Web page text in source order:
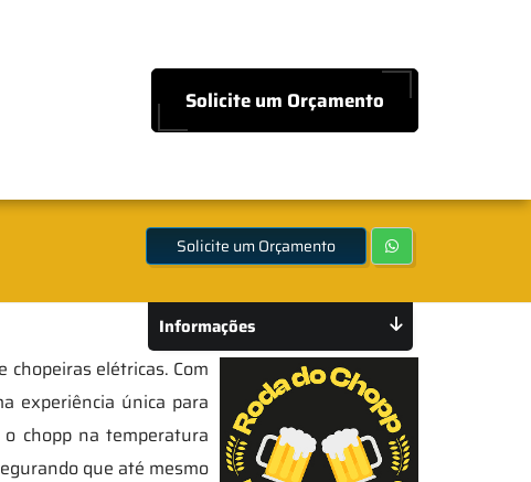
Solicite um Orçamento
Solicite um Orçamento
e chopeiras elétricas. Com
experiência única para
chopp na temperatura
que até mesmo
Informações